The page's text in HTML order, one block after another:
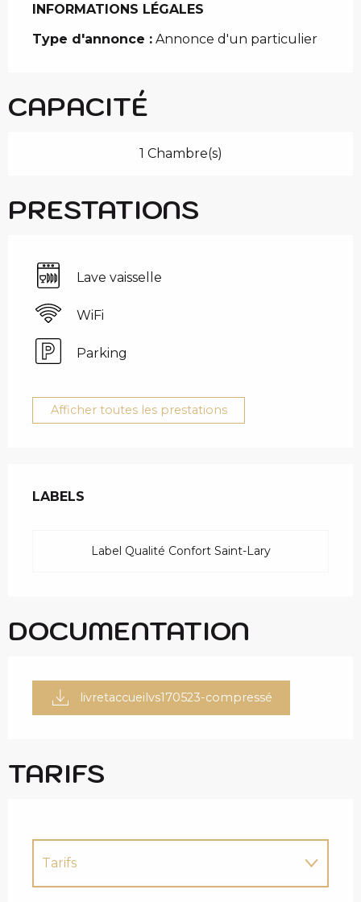
INFORMATIONS LÉGALES
INFORMATIONS LÉGALES
Type d'annonce : Annonce d'un particulier
CAPACITÉ
1 Chambre(s)
PRESTATIONS
Lave vaisselle
WiFi
Parking
Afficher toutes les prestations
LABELS
LABELS
Label Qualité Confort Saint-Lary
DOCUMENTATION
livretaccueilvs170523-compressé
TARIFS
Tarifs